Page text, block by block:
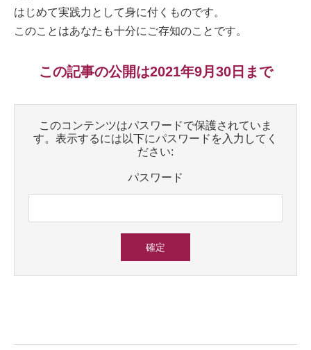
はじめて実践力として身に付くものです。
このことはあなたも十分にご存知のことです。
この記事の公開は2021年9月30日まで
このコンテンツはパスワードで保護されていま
す。表示するには以下にパスワードを入力してく
ださい:
パスワード